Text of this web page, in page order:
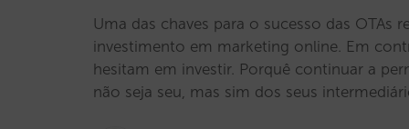
Uma das chaves para o sucesso das OTAs
investimento em marketing online. Em
hesitam em investir. Porquê continuar a
não seja seu, mas sim dos seus